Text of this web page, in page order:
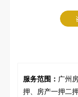
服务范围： 广州
押、房产一押二